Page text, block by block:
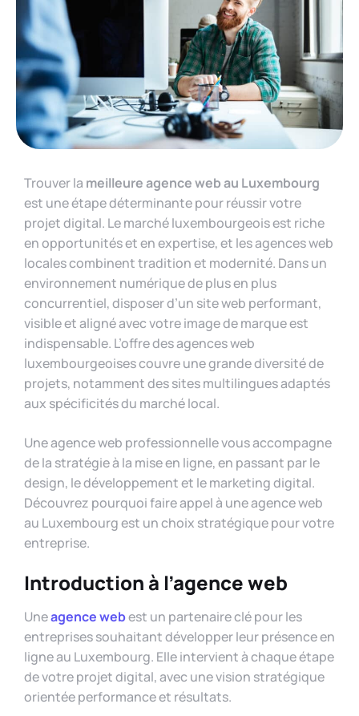
Trouver la meilleure agence web au Luxembourg
est une étape déterminante pour réussir votre
projet digital. Le marché luxembourgeois est riche
en opportunités et en expertise, et les agences web
locales combinent tradition et modernité. Dans un
environnement numérique de plus en plus
concurrentiel, disposer d’un site web performant,
visible et aligné avec votre image de marque est
indispensable. L’offre des agences web
luxembourgeoises couvre une grande diversité de
projets, notamment des sites multilingues adaptés
aux spécificités du marché local.
Une agence web professionnelle vous accompagne
de la stratégie à la mise en ligne, en passant par le
design, le développement et le marketing digital.
Découvrez pourquoi faire appel à une agence web
au Luxembourg est un choix stratégique pour votre
entreprise.
Introduction à l’agence web
Uneagence webest un partenaire clé pour les
entreprises souhaitant développer leur présence en
ligne au Luxembourg. Elle intervient à chaque étape
de votre projet digital, avec une vision stratégique
orientée performance et résultats.